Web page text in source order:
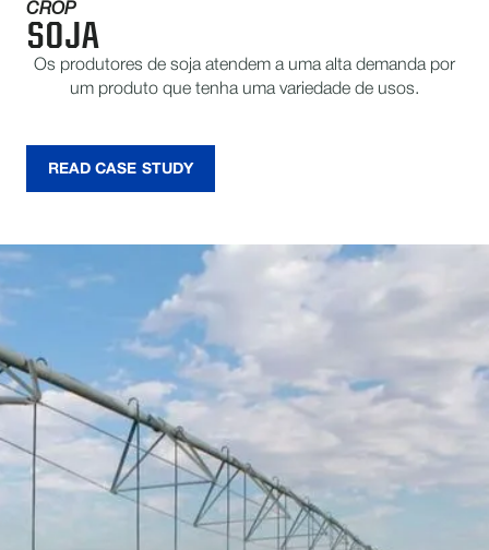
CROP
SOJA
Os produtores de soja atendem a uma alta demanda por
um produto que tenha uma variedade de usos.
READ CASE STUDY